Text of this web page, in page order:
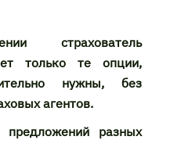
страхователь
только те опции,
нужны, без
агентов.
предложений разных